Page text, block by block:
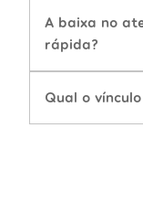
A baixa no
rápida?
Qual o